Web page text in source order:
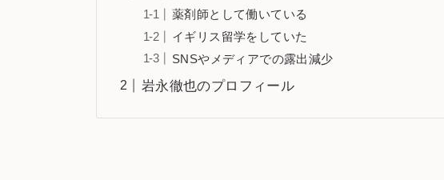
薬剤師として働いている
イギリス留学をしていた
SNSやメディアでの露出減少
岩永徹也のプロフィール